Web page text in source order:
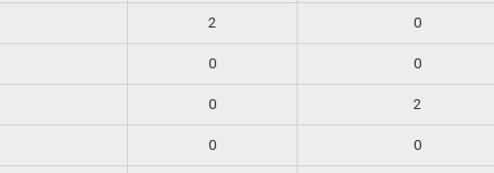
2 0
0 0
0 2
0 0